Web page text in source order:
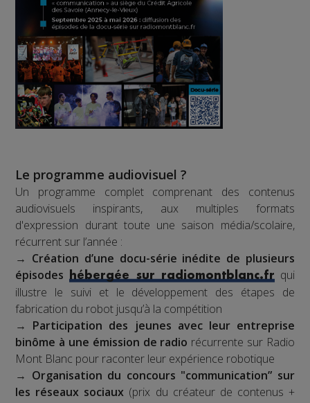
Le programme audiovisuel ?
Un programme complet comprenant des contenus
audiovisuels inspirants, aux multiples formats
d'expression durant toute une saison média/scolaire,
récurrent sur l’année :
→ Création d’une docu-série inédite de plusieurs
épisodes hébergée sur radiomontblanc.frqui
illustre le suivi et le développement des étapes de
fabrication du robot jusqu’à la compétition
→ Participation des jeunes avec leur entreprise
binôme à une émission de radio récurrente sur Radio
Mont Blanc pour raconter leur expérience robotique
→ Organisation du concours "communication” sur
les réseaux sociaux (prix du créateur de contenus +